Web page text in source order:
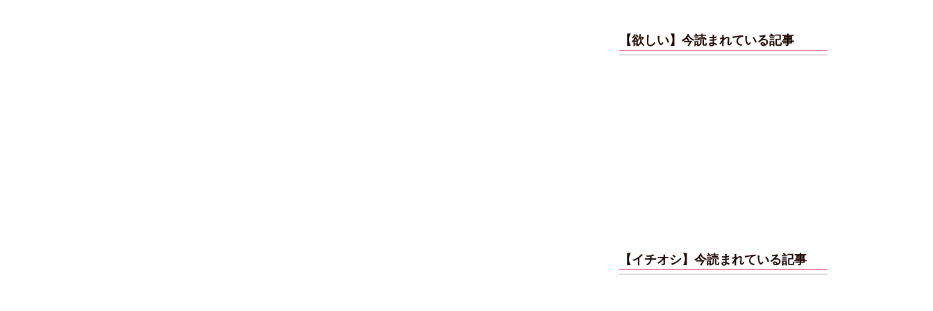
【欲しい】今読まれている記事
【イチオシ】今読まれている記事